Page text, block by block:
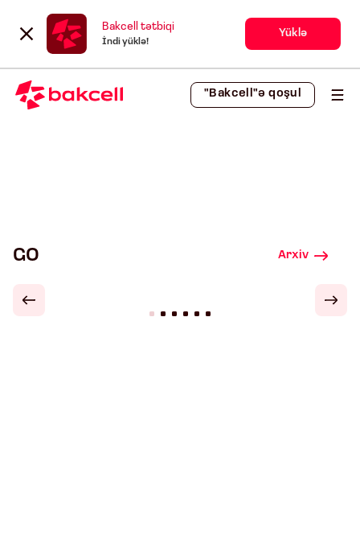
Bakcell tətbiqi
İndi yüklə!
Yüklə
"Bakcell"ə qoşul
GO Arxiv